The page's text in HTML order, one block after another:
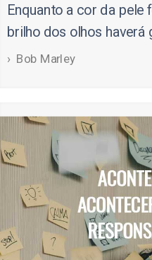
Enquanto a cor da
brilho dos olhos haverá
Bob Marley